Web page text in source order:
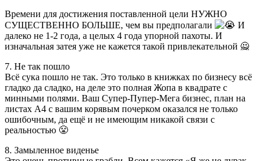
Времени для достижения поставленной цели НУЖНО
СУЩЕСТВЕННО БОЛЬШЕ, чем вы предполагали
И
далеко не 1-2 года, а целых 4 года упорной пахоты. И
изначальная затея уже не кажется такой привлекательной 🙅
7. Не так пошло
Всё сука пошло не так. Это только в книжках по бизнесу всё
гладко да сладко, на деле это полная Жопа в квадрате с
минными полями. Ваш Супер-Пупер-Мега бизнес, план на
листах A4 с вашим корявым почерком оказался не только
ошибочным, да ещё и не имеющим никакой связи с
реальностью 😤
8. Замыленное виденье